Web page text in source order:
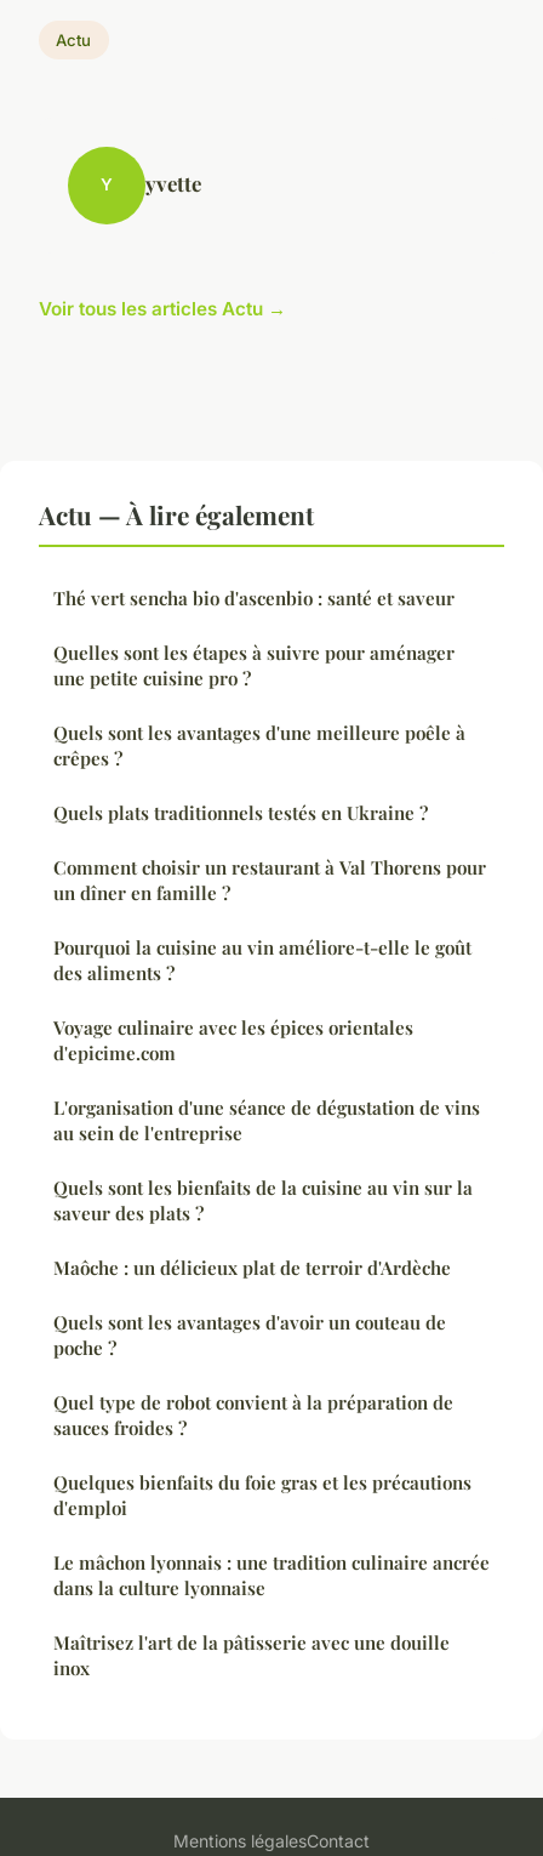
Actu
Y yvette
Voir tous les articles Actu →
Actu — À lire également
Thé vert sencha bio d'ascenbio : santé et saveur
Quelles sont les étapes à suivre pour aménager
une petite cuisine pro ?
Quels sont les avantages d'une meilleure poêle à
crêpes ?
Quels plats traditionnels testés en Ukraine ?
Comment choisir un restaurant à Val Thorens pour
un dîner en famille ?
Pourquoi la cuisine au vin améliore-t-elle le goût
des aliments ?
Voyage culinaire avec les épices orientales
d'epicime.com
L'organisation d'une séance de dégustation de vins
au sein de l'entreprise
Quels sont les bienfaits de la cuisine au vin sur la
saveur des plats ?
Maôche : un délicieux plat de terroir d'Ardèche
Quels sont les avantages d'avoir un couteau de
poche ?
Quel type de robot convient à la préparation de
sauces froides ?
Quelques bienfaits du foie gras et les précautions
d'emploi
Le mâchon lyonnais : une tradition culinaire ancrée
dans la culture lyonnaise
Maîtrisez l'art de la pâtisserie avec une douille
inox
Mentions légalesContact